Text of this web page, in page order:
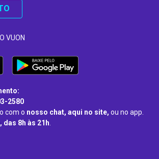
VUON
2580
com o nosso chat, aqui no site, ou no app.
das 8h às 21h.